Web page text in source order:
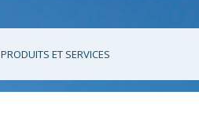
PRODUITS ET SERVICES